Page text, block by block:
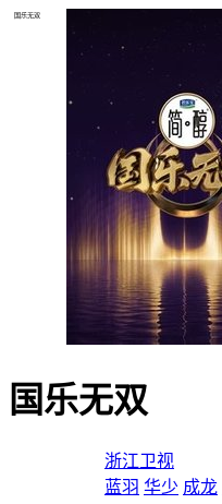
国乐无双
国乐无双
浙江卫视
蓝羽 华少 成龙